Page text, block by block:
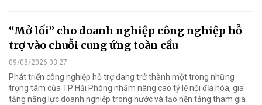
“Mở lối” cho doanh nghiệp công nghiệp hỗ
trợ vào chuỗi cung ứng toàn cầu
09/08/2026 03:27
Phát triển công nghiệp hỗ trợ đang trở thành một trong những
trọng tâm của TP Hải Phòng nhằm nâng cao tỷ lệ nội địa hóa, gia
tăng năng lực doanh nghiệp trong nước và tạo nền tảng tham gia